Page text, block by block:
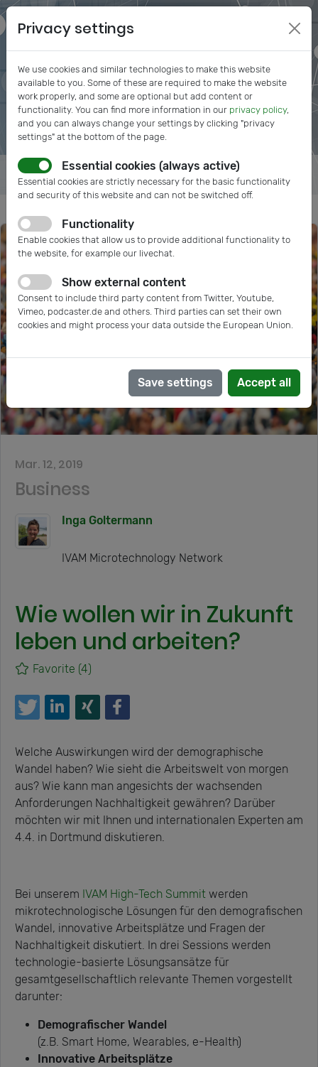
Mar. 12, 2019
Business
Inga Goltermann
IVAM Microtechnology Network
Wie wollen wir in Zukunft
leben und arbeiten?
Favorite (4)
Welche Auswirkungen wird der demographische
Wandel haben? Wie sieht die Arbeitswelt von morgen
aus? Wie kann man angesichts der wachsenden
Anforderungen Nachhaltigkeit gewähren? Darüber
möchten wir mit Ihnen und internationalen Experten am
4.4. in Dortmund diskutieren.
Bei unserem IVAM High-Tech Summit werden
mikrotechnologische Lösungen für den demografischen
Wandel, innovative Arbeitsplätze und Fragen der
Nachhaltigkeit diskutiert. In drei Sessions werden
technologie-basierte Lösungsansätze für
gesamtgesellschaftlich relevante Themen vorgestellt
darunter:
Demografischer Wandel
(z.B. Smart Home, Wearables, e-Health)
Innovative Arbeitsplätze
Privacy settings
We use cookies and similar technologies to make this website
available to you. Some of these are required to make the website
work properly, and some are optional but add content or
functionality. You can find more information in our privacy policy,
and you can always change your settings by clicking "privacy
settings" at the bottom of the page.
Essential cookies (always active)
Essential cookies are strictly necessary for the basic functionality
and security of this website and can not be switched off.
Functionality
Enable cookies that allow us to provide additional functionality to
the website, for example our livechat.
Show external content
Consent to include third party content from Twitter, Youtube,
Vimeo, podcaster.de and others. Third parties can set their own
cookies and might process your data outside the European Union.
Save settings Accept all